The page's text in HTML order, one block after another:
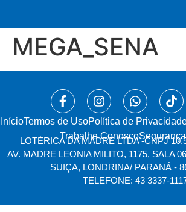
MEGA_SENA
Início⁠Termos de UsoPolítica de
Trabalhe ConoscoSegurança
LOTÉRICA DA MADRE LTDA -CNPJ
AV. MADRE LEONIA MILITO, 1175, SALA
SUIÇA, LONDRINA/ PARANÁ -
TELEFONE: 43 3337-